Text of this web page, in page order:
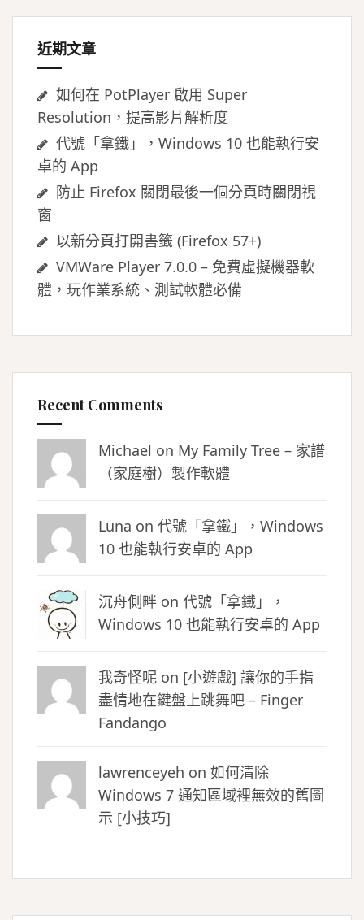
近期文章
如何在 PotPlayer 啟用 Super
Resolution，提高影片解析度
代號「拿鐵」，Windows 10 也能執行安
卓的 App
防止 Firefox 關閉最後一個分頁時關閉視
窗
以新分頁打開書籤 (Firefox 57+)
VMWare Player 7.0.0 – 免費虛擬機器軟
體，玩作業系統、測試軟體必備
Recent Comments
Michael on My Family Tree – 家譜
（家庭樹）製作軟體
Luna on 代號「拿鐵」，Windows
10 也能執行安卓的 App
沉舟側畔 on 代號「拿鐵」，
Windows 10 也能執行安卓的 App
我奇怪呢 on [小遊戲] 讓你的手指
盡情地在鍵盤上跳舞吧 – Finger
Fandango
lawrenceyeh on 如何清除
Windows 7 通知區域裡無效的舊圖
示 [小技巧]